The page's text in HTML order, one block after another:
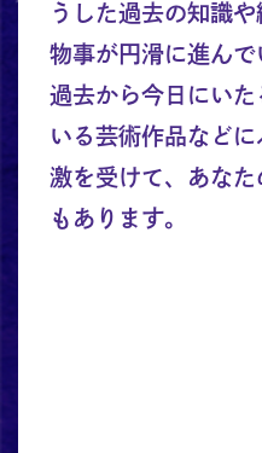
うした過去の知識や
物事が円滑に進んで
過去から今日にい
いる芸術作品などに
激を受けて、あな
もあります。